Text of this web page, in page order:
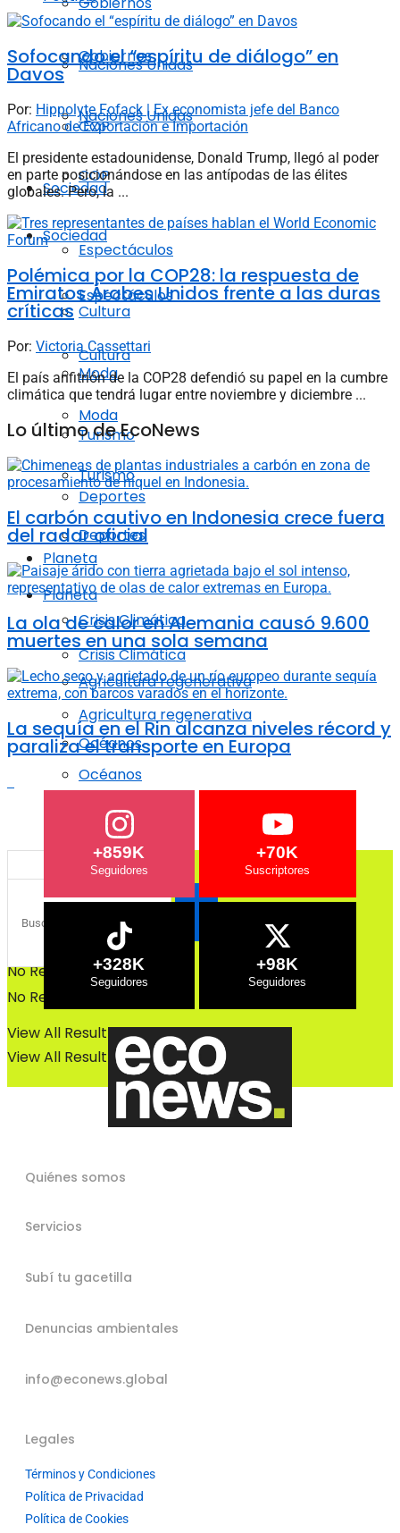
Naciones Unidas
COP
Sociedad
Espectáculos
Cultura
Moda
Turismo
Deportes
Planeta
Crisis Climática
Agricultura regenerativa
Océanos
Bosques
No Result
View All Result
Gobiernos
Naciones Unidas
COP
Sociedad
Espectáculos
Cultura
Moda
Turismo
Deportes
Planeta
Crisis Climática
Agricultura regenerativa
Océanos
Bosques
No Result
View All Result
Sofocando el “espíritu de diálogo” en
Davos
Por: Hippolyte Fofack | Ex economista jefe del Banco
Africano de Exportación e Importación
El presidente estadounidense, Donald Trump, llegó al poder
en parte posicionándose en las antípodas de las élites
globales. Pero, la ...
Polémica por la COP28: la respuesta de
Emiratos Árabes Unidos frente a las duras
críticas
Por: Victoria Cassettari
El país anfitrión de la COP28 defendió su papel en la cumbre
climática que tendrá lugar entre noviembre y diciembre ...
Lo último de EcoNews
El carbón cautivo en Indonesia crece fuera
del radar oficial
La ola de calor en Alemania causó 9.600
muertes en una sola semana
La sequía en el Rin alcanza niveles récord y
paraliza el transporte en Europa
+859K +70K
+328K +98K
Quiénes somos
Servicios
Subí tu gacetilla
Denuncias ambientales
info@econews.global
Legales
Términos y Condiciones
Política de Privacidad
Política de Cookies